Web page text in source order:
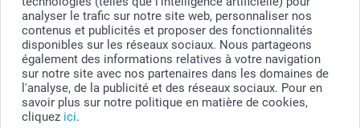
analyser le trafic sur notre site web, personnaliser nos
contenus et publicités et proposer des fonctionnalités
disponibles sur les réseaux sociaux. Nous partageons
également des informations relatives à votre navigation
sur notre site avec nos partenaires dans les domaines de
l'analyse, de la publicité et des réseaux sociaux. Pour en
savoir plus sur notre politique en matière de cookies,
cliquez ici.
© smartphoto group. Tous droits réservés
Tous les prix sont en francs suisses (CHF), TVA incluse et hors frais de port.